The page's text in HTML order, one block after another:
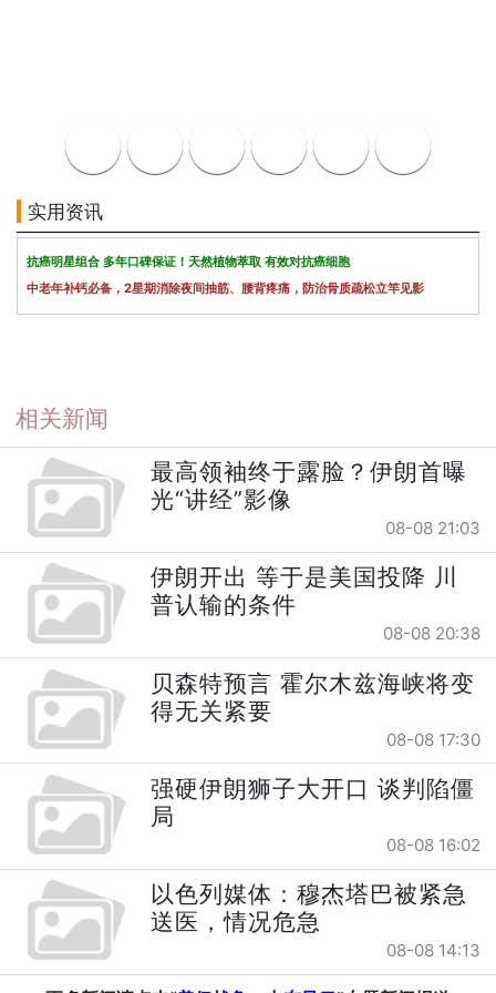
实用资讯
抗癌明星组合 多年口碑保证！天然植物萃取 有效对抗癌细胞
中老年补钙必备，2星期消除夜间抽筋、腰背疼痛，防治骨质疏松立竿见影
相关新闻
最高领袖终于露脸？伊朗首曝
光“讲经”影像
08-08 21:03
伊朗开出 等于是美国投降 川
普认输的条件
08-08 20:38
贝森特预言 霍尔木兹海峡将变
得无关紧要
08-08 17:30
强硬伊朗狮子大开口 谈判陷僵
局
08-08 16:02
以色列媒体：穆杰塔巴被紧急
送医，情况危急
08-08 14:13